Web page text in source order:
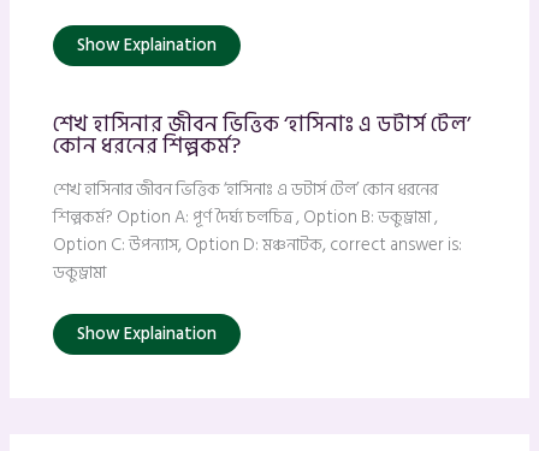
Show Explaination
শেখ হাসিনার জীবন ভিত্তিক ‘হাসিনাঃ এ ডটার্স টেল’
কোন ধরনের শিল্পকর্ম?
শেখ হাসিনার জীবন ভিত্তিক ‘হাসিনাঃ এ ডটার্স টেল’ কোন ধরনের
শিল্পকর্ম? Option A: পূর্ণ দৈর্ঘ্য চলচিত্র , Option B: ডকুড্রামা ,
Option C: উপন্যাস, Option D: মঞ্চনাটক, correct answer is:
ডকুড্রামা
Show Explaination